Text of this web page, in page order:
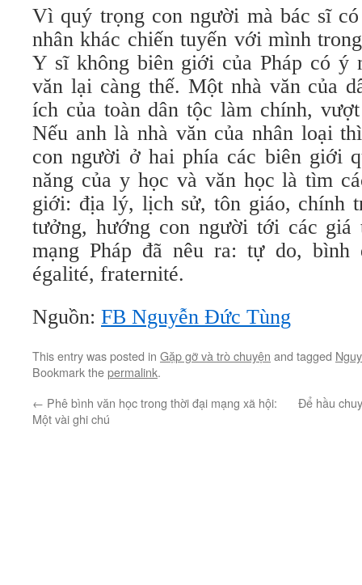
Vì quý trọng con người mà bác sĩ
nhân khác chiến tuyến với mình
Y sĩ không biên giới của Pháp có ý
văn lại càng thế. Một nhà văn của
ích của toàn dân tộc làm chính,
Nếu anh là nhà văn của nhân loại
con người ở hai phía các biên giới
năng của y học và văn học là tìm
giới: địa lý, lịch sử, tôn giáo, chính
tưởng, hướng con người tới các
mạng Pháp đã nêu ra: tự do, bình
égalité, fraternité.
Nguồn: FB Nguyễn Đức Tùng
This entry was posted in Gặp gỡ và trò chuyện and tagged
Bookmark thepermalink.
← Phê bình văn học trong thời đại mạng xã hội:
Một vài ghi chú
Để hầu